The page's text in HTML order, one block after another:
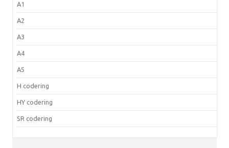
A1
A2
A3
A4
A5
H codering
HY codering
SR codering